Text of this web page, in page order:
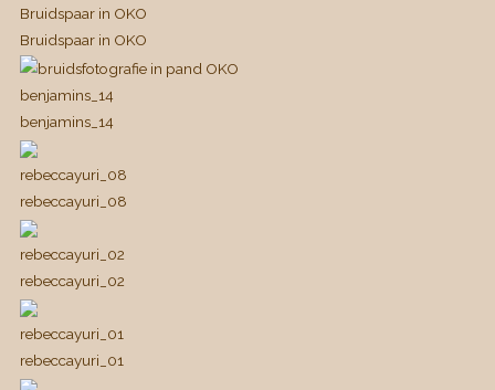
Bruidspaar in OKO
Bruidspaar in OKO
benjamins_14
benjamins_14
rebeccayuri_08
rebeccayuri_08
rebeccayuri_02
rebeccayuri_02
rebeccayuri_01
rebeccayuri_01